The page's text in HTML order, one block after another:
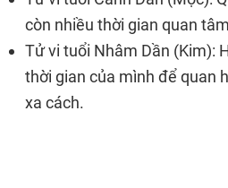
còn nhiều thời gian quan
Tử vi tuổi Nhâm Dần (Kim):
thời gian của mình để quan
xa cách.